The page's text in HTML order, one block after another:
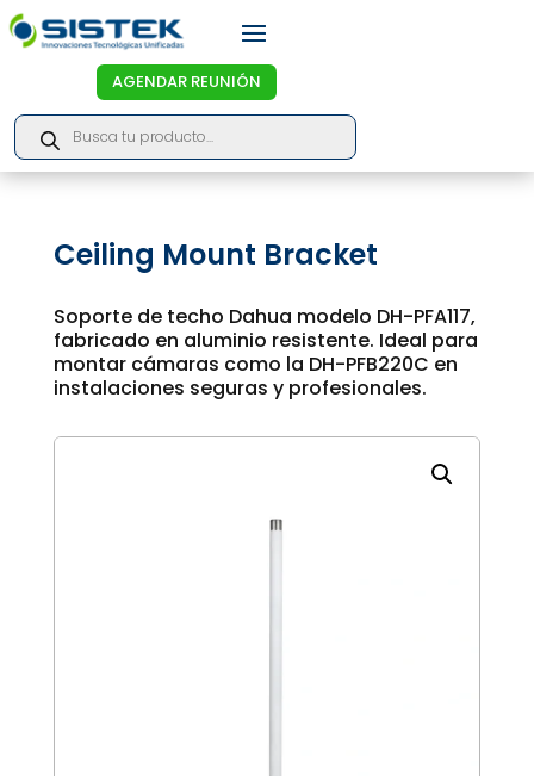
AGENDAR REUNIÓN
Products
search
Ceiling Mount Bracket
Soporte de techo Dahua modelo DH-PFA117,
fabricado en aluminio resistente. Ideal para
montar cámaras como la DH-PFB220C en
instalaciones seguras y profesionales.